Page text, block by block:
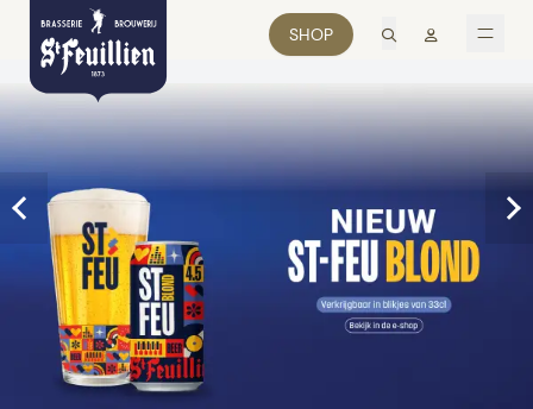
SHOP zoekMon